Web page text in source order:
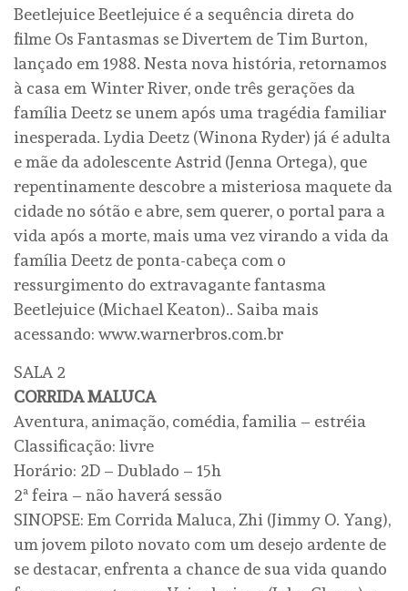
Beetlejuice Beetlejuice é a sequência direta do
filme Os Fantasmas se Divertem de Tim Burton,
lançado em 1988. Nesta nova história, retornamos
à casa em Winter River, onde três gerações da
família Deetz se unem após uma tragédia familiar
inesperada. Lydia Deetz (Winona Ryder) já é adulta
e mãe da adolescente Astrid (Jenna Ortega), que
repentinamente descobre a misteriosa maquete da
cidade no sótão e abre, sem querer, o portal para a
vida após a morte, mais uma vez virando a vida da
família Deetz de ponta-cabeça com o
ressurgimento do extravagante fantasma
Beetlejuice (Michael Keaton).. Saiba mais
acessando: www.warnerbros.com.br
SALA 2
CORRIDA MALUCA
Aventura, animação, comédia, familia – estréia
Classificação: livre
Horário: 2D – Dublado – 15h
2ª feira – não haverá sessão
SINOPSE: Em Corrida Maluca, Zhi (Jimmy O. Yang),
um jovem piloto novato com um desejo ardente de
se destacar, enfrenta a chance de sua vida quando